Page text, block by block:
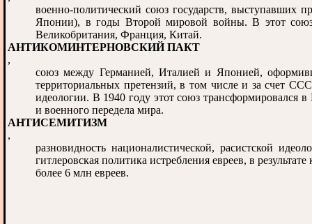
военно-политический союз государств, выступавших
Японии), в годы Второй мировой войны. В этот
Великобритания, Франция, Китай.
АНТИКОМИНТЕРНОВСКИЙ ПАКТ
,
союз между Германией, Италией и Японией,
территориальных претензий, в том числе и за счет
идеологии. В 1940 году этот союз трансформировался
и военного передела мира.
АНТИСЕМИТИЗМ
,
разновидность националистической, расистской
гитлеровская политика истребления евреев, в
более 6 млн евреев.